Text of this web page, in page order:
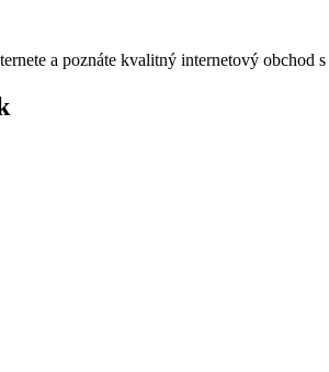
a poznáte kvalitný internetový obchod